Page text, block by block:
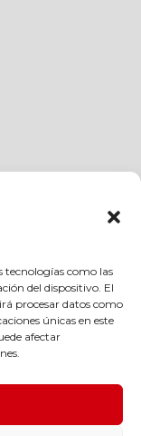
tecnologías como las
del dispositivo. El
procesar datos como
únicas en este
afectar